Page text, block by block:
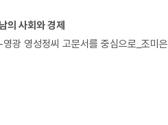
사회와 경제
광 영성정씨 고문서를 중심으로_조미은